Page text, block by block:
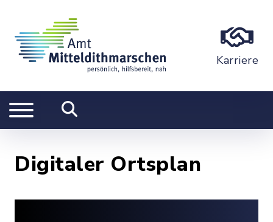
Karriere
Digitaler Ortsplan